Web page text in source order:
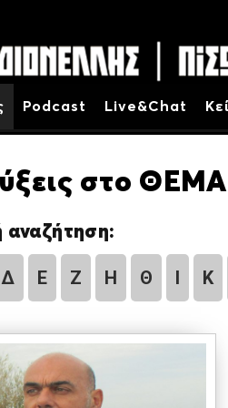
Podcast Live&Chat
στο ΘΕΜΑ
αναζήτηση:
Δ Ε Ζ Η Θ Ι Κ